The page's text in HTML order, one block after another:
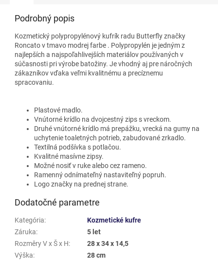
Podrobný popis
Kozmetický polypropylénový kufrík radu Butterfly značky
Roncato v tmavo modrej farbe . Polypropylén je jedným z
najlepších a najspoľahlivejších materiálov používaných v
súčasnosti pri výrobe batožiny. Je vhodný aj pre náročných
zákazníkov vďaka veľmi kvalitnému a precíznemu
spracovaniu.
Plastové madlo.
Vnútorné krídlo na dvojcestný zips s vreckom.
Druhé vnútorné krídlo má prepážku, vrecká na gumy na
uchytenie toaletných potrieb, zabudované zrkadlo.
Textilná podšívka s potlačou.
Kvalitné masívne zipsy.
Možné nosiť v ruke alebo cez rameno.
Ramenný odnímateľný nastaviteľný popruh.
Logo značky na prednej strane.
Dodatočné parametre
Kategória:
Kozmetické kufre
Záruka:
5 let
Rozměry V x Š x H:
28 x 34 x 14,5
Výška:
28 cm